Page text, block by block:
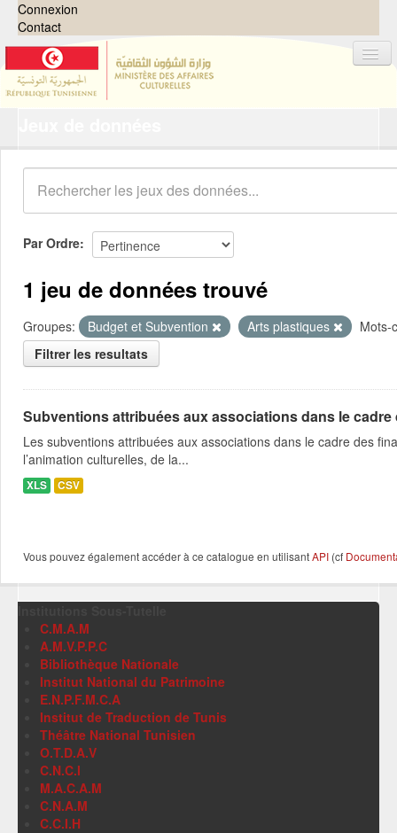
Connexion
Contact
Organisations
Groupes
Demandes 0
À propos
Par Ordre
1 jeu de données trouvé
Groupes: Budget et Subvention Arts plastiques
Mots-
Filtrer les resultats
Subventions attribuées aux associations dans le
Les subventions attribuées aux associations dans le cadre des
l’animation culturelles, de la...
XLS CSV
Vous pouvez également accéder à ce catalogue en utilisantAPI (cf
C.M.A.M
A.M.V.P.P.C
Bibliothèque Nationale
Institut National du Patrimoine
E.N.P.F.M.C.A
Institut de Traduction de Tunis
Théâtre National Tunisien
O.T.D.A.V
C.N.C.I
M.A.C.A.M
C.N.A.M
C.C.I.H